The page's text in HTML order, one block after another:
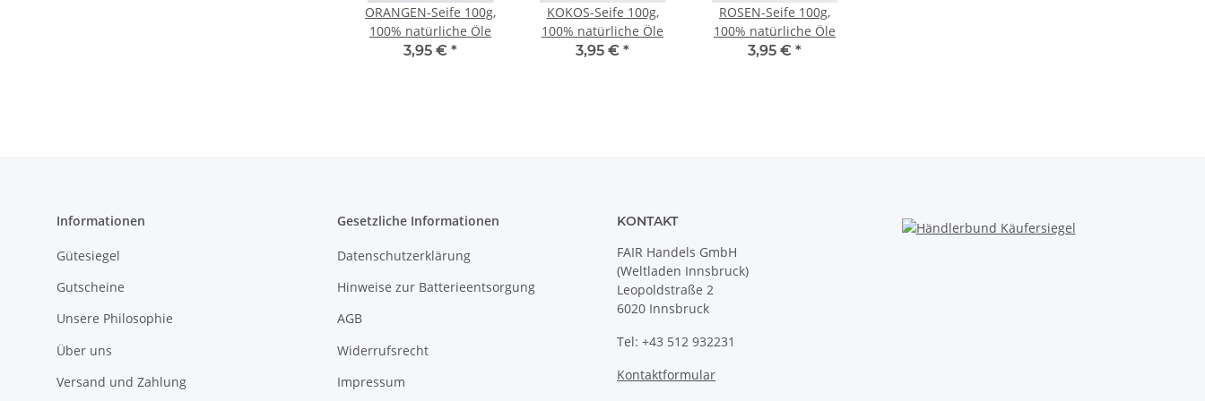
ORANGEN-Seife 100g,
100% natürliche Öle
3,95 € *
KOKOS-Seife 100g,
100% natürliche Öle
3,95 € *
ROSEN-Seife 100g,
100% natürliche Öle
3,95 € *
Informationen
Gütesiegel
Gutscheine
Unsere Philosophie
Über uns
Versand und Zahlung
Gesetzliche Informationen
Datenschutzerklärung
Hinweise zur Batterieentsorgung
AGB
Widerrufsrecht
Impressum
KONTAKT
FAIR Handels GmbH
(Weltladen Innsbruck)
Leopoldstraße 2
6020 Innsbruck
Tel: +43 512 932231
Kontaktformular